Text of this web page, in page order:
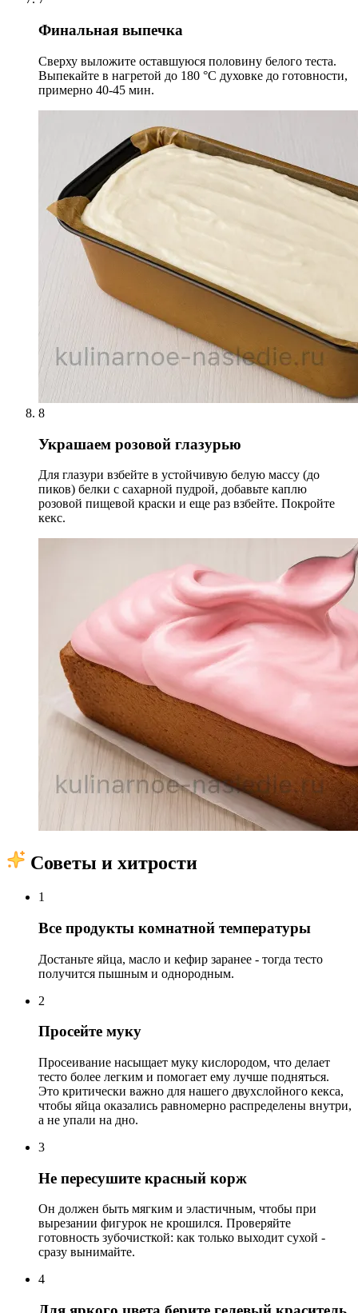
Финальная выпечка
Сверху выложите оставшуюся половину белого теста.
Выпекайте в нагретой до 180 °С духовке до готовности,
примерно 40-45 мин.
8
Украшаем розовой глазурью
Для глазури взбейте в устойчивую белую массу (до
пиков) белки с сахарной пудрой, добавьте каплю
розовой пищевой краски и еще раз взбейте. Покройте
кекс.
Советы и хитрости
1
Все продукты комнатной температуры
Достаньте яйца, масло и кефир заранее - тогда тесто
получится пышным и однородным.
2
Просейте муку
Просеивание насыщает муку кислородом, что делает
тесто более легким и помогает ему лучше подняться.
Это критически важно для нашего двухслойного кекса,
чтобы яйца оказались равномерно распределены внутри,
а не упали на дно.
3
Не пересушите красный корж
Он должен быть мягким и эластичным, чтобы при
вырезании фигурок не крошился. Проверяйте
готовность зубочисткой: как только выходит сухой -
сразу вынимайте.
4